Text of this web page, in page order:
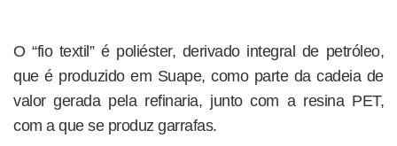
O “fio textil” é poliéster, derivado integral de petróleo,
que é produzido em Suape, como parte da cadeia de
valor gerada pela refinaria, junto com a resina PET,
com a que se produz garrafas.